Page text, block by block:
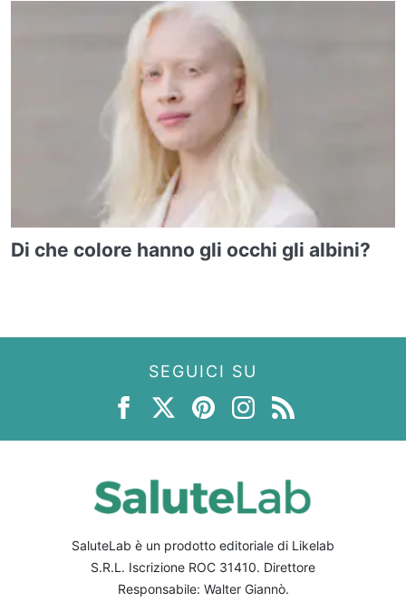
Di che colore hanno gli occhi gli albini?
SEGUICI SU
SaluteLab è un prodotto editoriale di Likelab
S.R.L. Iscrizione ROC 31410. Direttore
Responsabile: Walter Giannò.